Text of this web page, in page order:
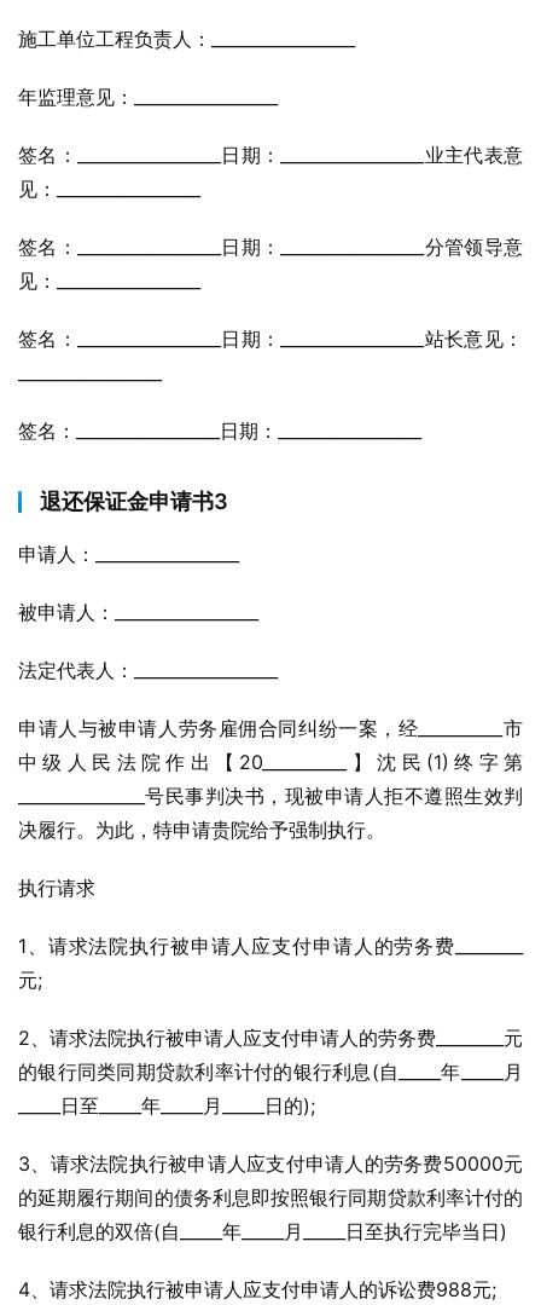
施工单位工程负责人：_________________
年监理意见：_________________
签名：_________________日期：_________________业主代表意
见：_________________
签名：_________________日期：_________________分管领导意
见：_________________
签名：_________________日期：_________________站长意见：
签名：_________________日期：_________________
退还保证金申请书3
申请人：_________________
被申请人：_________________
法定代表人：_________________
申请人与被申请人劳务雇佣合同纠纷一案，经__________市
中级人民法院作出【20__________】沈民(1)终字第
_______________号民事判决书，现被申请人拒不遵照生效判
决履行。为此，特申请贵院给予强制执行。
执行请求
1、请求法院执行被申请人应支付申请人的劳务费________
元;
2、请求法院执行被申请人应支付申请人的劳务费________元
的银行同类同期贷款利率计付的银行利息(自_____年_____月
_____日至_____年_____月_____日的);
3、请求法院执行被申请人应支付申请人的劳务费50000元
的延期履行期间的债务利息即按照银行同期贷款利率计付的
银行利息的双倍(自_____年_____月_____日至执行完毕当日)
4、请求法院执行被申请人应支付申请人的诉讼费988元;